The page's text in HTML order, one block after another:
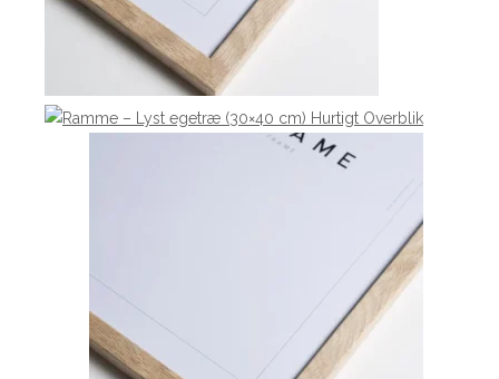
Hurtigt Overblik